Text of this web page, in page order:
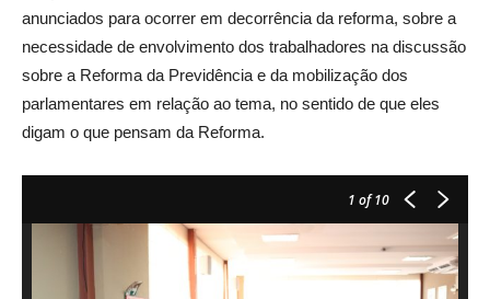
anunciados para ocorrer em decorrência da reforma, sobre a
necessidade de envolvimento dos trabalhadores na discussão
sobre a Reforma da Previdência e da mobilização dos
parlamentares em relação ao tema, no sentido de que eles
digam o que pensam da Reforma.
1 of 10